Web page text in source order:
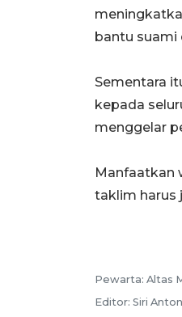
bantu suami
Sementara
kepada
menggelar
Manfaatkan
taklim harus
Pewarta: Altas
Editor: Siri